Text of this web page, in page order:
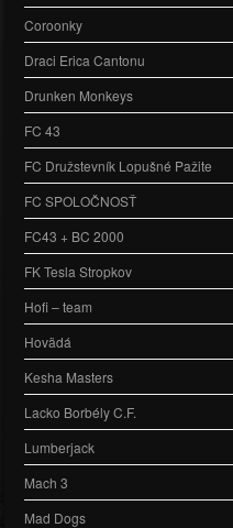
Coroonky
Draci Erica Cantonu
Drunken Monkeys
FC 43
FC Družstevník Lopušné Pažite
FC SPOLOČNOSŤ
FC43 + BC 2000
FK Tesla Stropkov
Hofi – team
Hovädá
Kesha Masters
Lacko Borbély C.F.
Lumberjack
Mach 3
Mad Dogs